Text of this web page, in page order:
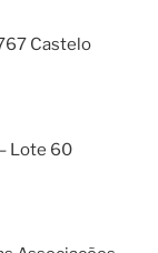
Castelo
Lote 60